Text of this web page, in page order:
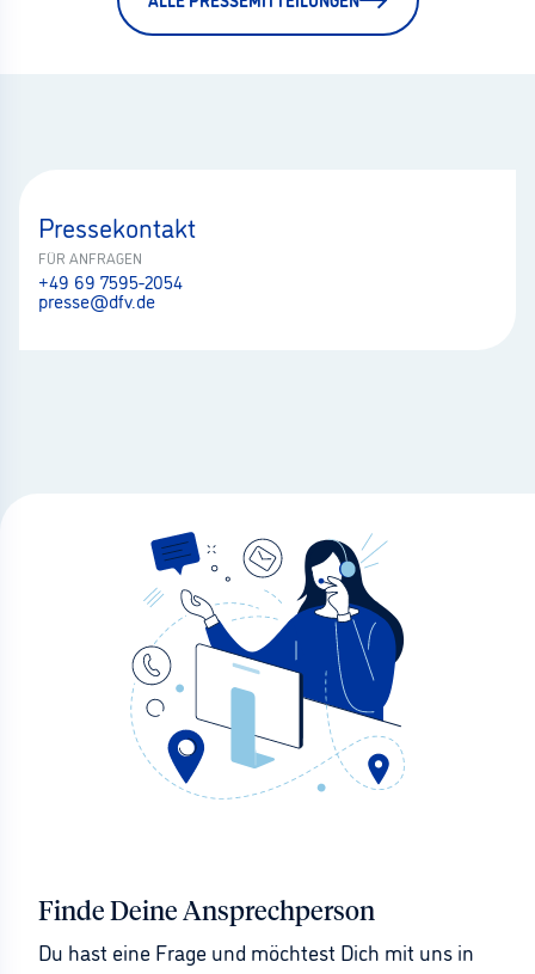
Pressekontakt
FÜR ANFRAGEN
+49 69 7595-2054
presse@dfv.de
Finde Deine Ansprechperson
Du hast eine Frage und möchtest Dich mit uns in